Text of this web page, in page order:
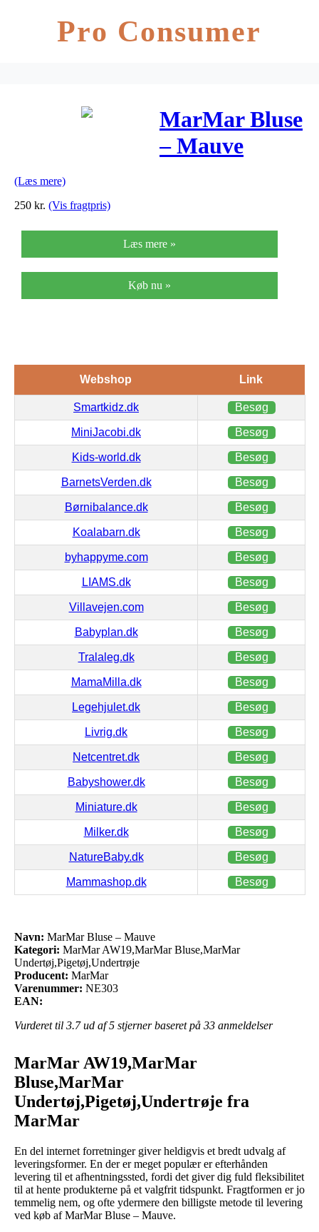
Pro Consumer
MarMar Bluse
– Mauve
(Læs mere)
250 kr. (Vis fragtpris)
Læs mere »
Køb nu »
Webshop Link
Smartkidz.dk Besøg
MiniJacobi.dk Besøg
Kids-world.dk Besøg
BarnetsVerden.dk Besøg
Børnibalance.dk Besøg
Koalabarn.dk Besøg
byhappyme.com Besøg
LIAMS.dk Besøg
Villavejen.com Besøg
Babyplan.dk Besøg
Tralaleg.dk Besøg
MamaMilla.dk Besøg
Legehjulet.dk Besøg
Livrig.dk Besøg
Netcentret.dk Besøg
Babyshower.dk Besøg
Miniature.dk Besøg
Milker.dk Besøg
NatureBaby.dk Besøg
Mammashop.dk Besøg
Navn: MarMar Bluse – Mauve
Kategori: MarMar AW19,MarMar Bluse,MarMar
Undertøj,Pigetøj,Undertrøje
Producent: MarMar
Varenummer: NE303
EAN:
Vurderet til 3.7ud af 5 stjerner baseret på 33 anmeldelser
MarMar AW19,MarMar
Bluse,MarMar
Undertøj,Pigetøj,Undertrøje fra
MarMar
En del internet forretninger giver heldigvis et bredt udvalg af
leveringsformer. En der er meget populær er efterhånden
levering til et afhentningssted, fordi det giver dig fuld fleksibilitet
til at hente produkterne på et valgfrit tidspunkt. Fragtformen er jo
temmelig nem, og ofte ydermere den billigste metode til levering
ved køb af MarMar Bluse – Mauve.